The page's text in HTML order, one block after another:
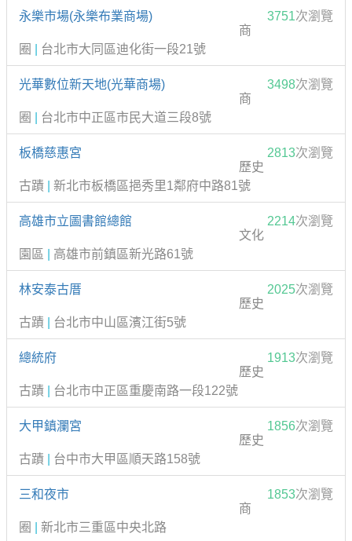
永樂市場(永樂布業商場) 3751次瀏覽
商
圈
台北市大同區迪化街一段21號
光華數位新天地(光華商場) 3498次瀏覽
商
圈
台北市中正區市民大道三段8號
板橋慈惠宮 2813次瀏覽
歷史
古蹟
新北市板橋區挹秀里1鄰府中路81號
高雄市立圖書館總館 2214次瀏覽
文化
園區
高雄市前鎮區新光路61號
林安泰古厝 2025次瀏覽
歷史
古蹟
台北市中山區濱江街5號
總統府 1913次瀏覽
歷史
古蹟
台北市中正區重慶南路一段122號
大甲鎮瀾宮 1856次瀏覽
歷史
古蹟
台中市大甲區順天路158號
三和夜市 1853次瀏覽
商
圈
新北市三重區中央北路